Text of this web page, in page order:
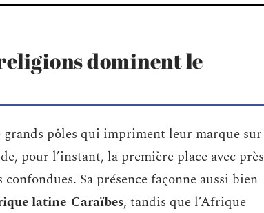
dominent le
pôles qui impriment leur marque sur
pour l’instant, la première place avec près
Sa présence façonne aussi bien
latine-Caraïbes, tandis que l’Afrique